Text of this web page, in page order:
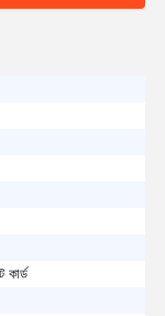
কার্ড